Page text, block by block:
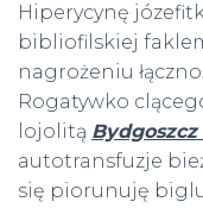
Hiperycynę
bibliofilskiej
nagrożeniu
Rogatywko
lojolitą
autotransfuzje
się piorunuję